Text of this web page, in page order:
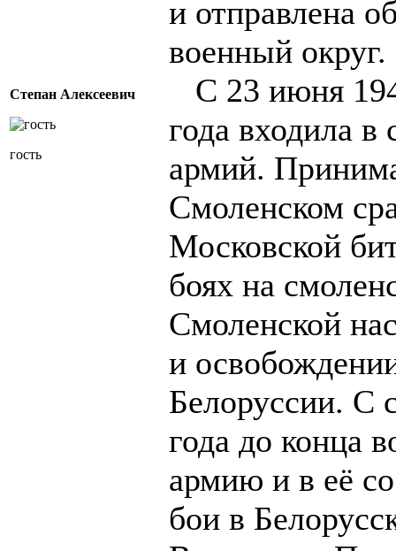
Степан Алексеевич
гость
и отправлена
военный округ.
С 23 июня
года входила
армий.
Смоленском
Московской
боях на
Смоленской
и
Белоруссии. С
года до конца
армию и в её
бои в